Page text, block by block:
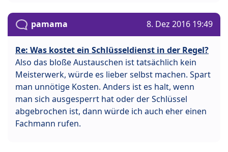
pamama 8. Dez 2016 19:49
Re: Was kostet ein Schlüsseldienst in der Regel?
Also das bloße Austauschen ist tatsächlich kein
Meisterwerk, würde es lieber selbst machen. Spart
man unnötige Kosten. Anders ist es halt, wenn
man sich ausgesperrt hat oder der Schlüssel
abgebrochen ist, dann würde ich auch eher einen
Fachmann rufen.